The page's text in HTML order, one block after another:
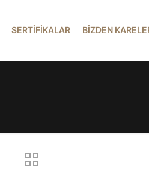
SERTİFİKALAR BİZDEN